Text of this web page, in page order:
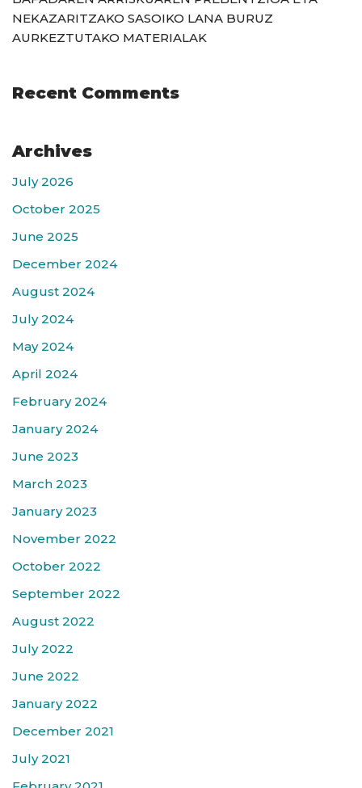
NEKAZARITZAKO SASOIKO LANA BURUZ
AURKEZTUTAKO MATERIALAK
Recent Comments
Archives
July 2026
October 2025
June 2025
December 2024
August 2024
July 2024
May 2024
April 2024
February 2024
January 2024
June 2023
March 2023
January 2023
November 2022
October 2022
September 2022
August 2022
July 2022
June 2022
January 2022
December 2021
July 2021